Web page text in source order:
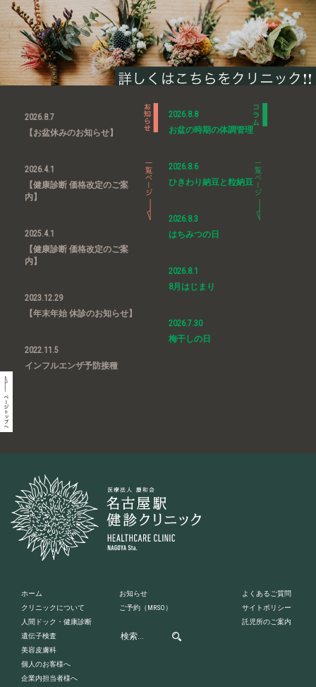
2026.8.7
【お盆休みのお知らせ】
2026.4.1
【健康診断 価格改定のご案
内】
2025.4.1
【健康診断 価格改定のご案
内】
2023.12.29
【年末年始 休診のお知らせ】
2022.11.5
インフルエンザ予防接種
2026.8.8
お盆の時期の体調管理
2026.8.6
ひきわり納豆と粒納豆
2026.8.3
はちみつの日
2026.8.1
8月はじまり
2026.7.30
梅干しの日
ホーム
クリニックについて
人間ドック・健康診断
遺伝子検査
美容皮膚科
個人のお客様へ
企業内担当者様へ
お知らせ
ご予約 （MRSO）
よくあるご質問
サイトポリシー
託児所のご案内